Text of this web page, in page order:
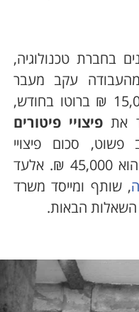
3 השנים בחברת טכנולוגיה,
עקב מעבר
מגורים. אותו עובד הרוויח 15,000 ₪ ברוטו בחודש,
אתפיצויי פיטורים
סכום פיצויי
הפיטורים שהעובד יכול לקבל הוא 45,000 ₪. אלעד
ומייסד משרד
הבאות.